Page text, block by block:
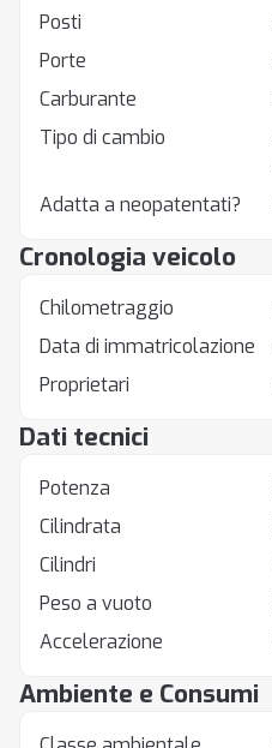
Posti
Porte
Carburante
Tipo di cambio
Adatta a neopatentati?
Cronologia veicolo
Chilometraggio
Data di immatricolazione
Proprietari
Dati tecnici
Potenza
Cilindrata
Cilindri
Peso a vuoto
Accelerazione
Ambiente e Consumi